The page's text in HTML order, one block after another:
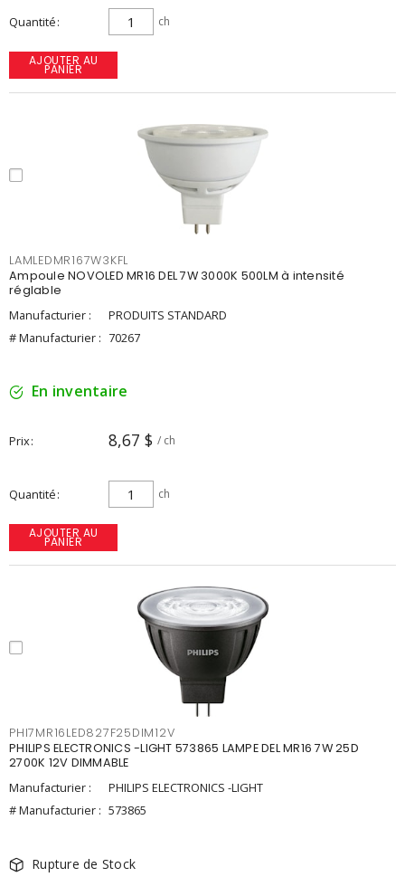
Quantité ch
AJOUTER AU
PANIER
LAMLEDMR167W3KFL
Ampoule NOVOLED MR16 DEL 7W 3000K 500LM à intensité
réglable
Manufacturier :
PRODUITS STANDARD
# Manufacturier : 70267
En inventaire
Prix 8,67 $ / ch
Quantité ch
AJOUTER AU
PANIER
PHI7MR16LED827F25DIM12V
PHILIPS ELECTRONICS -LIGHT 573865 LAMPE DEL MR16 7W 25D
2700K 12V DIMMABLE
Manufacturier :
PHILIPS ELECTRONICS -LIGHT
# Manufacturier : 573865
Rupture de Stock